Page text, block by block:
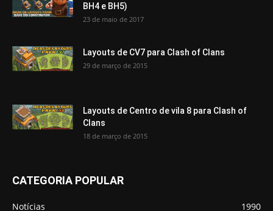
BH4 e BH5)
23 de maio de 2017
Layouts de CV7 para Clash of Clans
29 de março de 2015
Layouts de Centro de vila 8 para Clash of
Clans
18 de março de 2015
CATEGORIA POPULAR
Notícias 1990